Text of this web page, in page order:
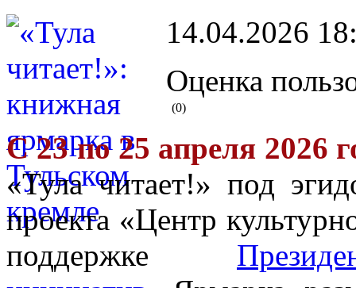
14.04.2026
Оценка
(0)
С 23 по 25 апреля 2026
«Тула читает!» под
проекта «Центр
поддержке